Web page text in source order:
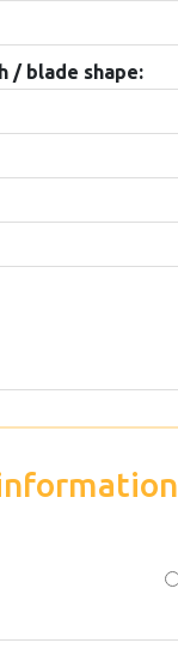
/ blade shape: